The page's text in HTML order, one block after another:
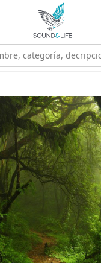
TIENDA